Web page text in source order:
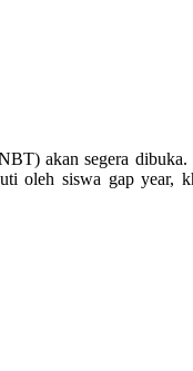
akan segera
siswa gap year,